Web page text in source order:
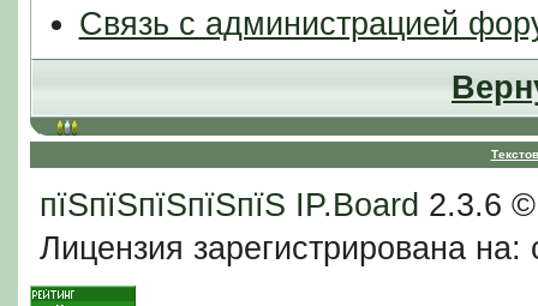
Связь с администрацией
пїЅпїЅпїЅпїЅпїЅ IP.Board 2.3.6
Лицензия зарегистрирована